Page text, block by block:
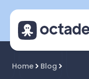
Home Blog
Octadesk
Online agora